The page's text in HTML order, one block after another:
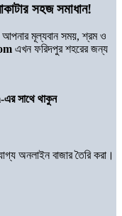
সহজ সমাধান!
আপনার মূল্যবান সময়, শ্রম ও
এখন ফরিদপুর শহরের জন্য
সাথে থাকুন
অনলাইন বাজার তৈরি করা।